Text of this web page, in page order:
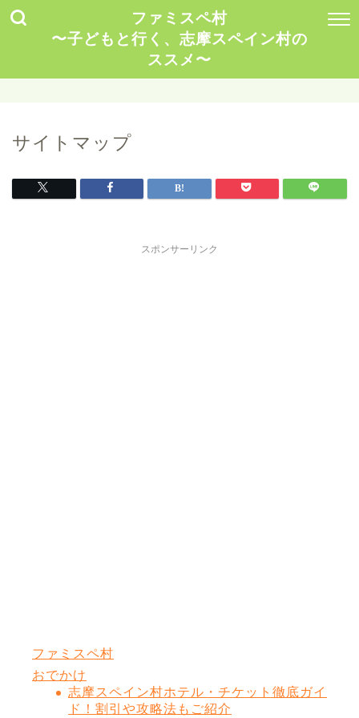
ファミスペ村
〜子どもと行く、志摩スペイン村の
ススメ〜
サイトマップ
スポンサーリンク
ファミスペ村
おでかけ
志摩スペイン村ホテル・チケット徹底ガイ
ド！割引や攻略法もご紹介